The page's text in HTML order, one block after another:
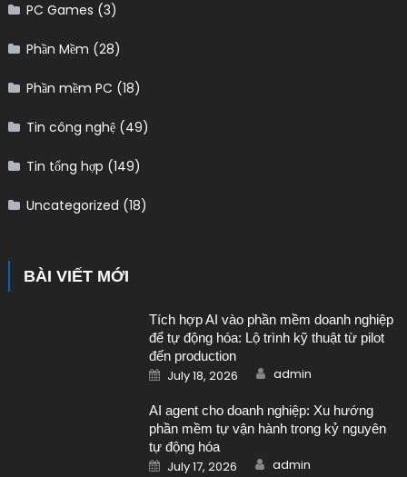
PC Games (3)
Phần Mềm (28)
Phần mềm PC (18)
Tin công nghệ(49)
Tin tổng hợp (149)
Uncategorized (18)
BÀI VIẾT MỚI
Tích hợp AI vào phần mềm doanh nghiệp
để tự động hóa: Lộ trình kỹ thuật từ pilot
đến production
Posted on
July 18, 2026 Author
admin
AI agent cho doanh nghiệp: Xu hướng
phần mềm tự vận hành trong kỷ nguyên
tự động hóa
Posted on
July 17, 2026 Author
admin